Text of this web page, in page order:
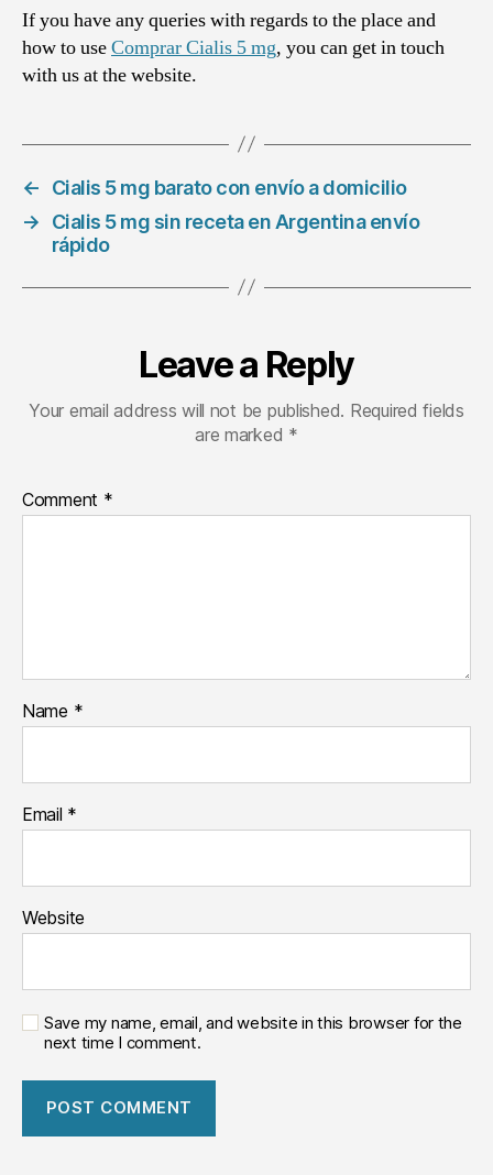
If you have any queries with regards to the place and
how to useComprar Cialis 5 mg, you can get in touch
with us at the website.
←
Cialis 5 mg barato con envío a domicilio
→
Cialis 5 mg sin receta en Argentina envío
rápido
Leave a Reply
Your email address will not be published. Required fields
are marked *
Comment *
Name *
Email *
Website
Save my name, email, and website in this browser for the
next time I comment.